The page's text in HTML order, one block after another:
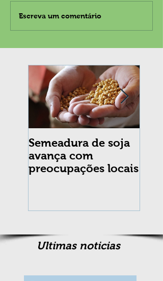
Semeadura de soja
avança com
preocupações locais
Escreva um comentário
Ultimas noticias